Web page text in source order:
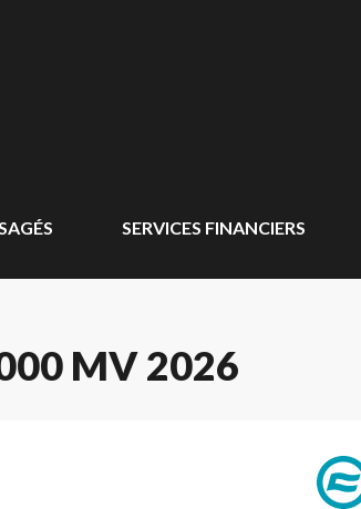
SERVICES FINANCIERS
MV 2026